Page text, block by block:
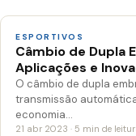
ESPORTIVOS
Câmbio de Dupla
Aplicações e
O câmbio de dupla
transmissão
economia…
21 abr 2023 · 5 min de